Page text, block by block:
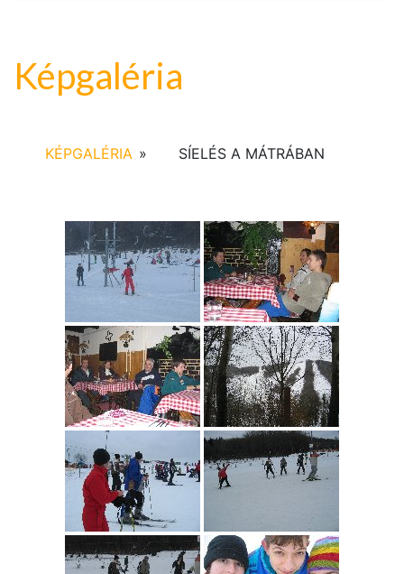
Képgaléria
KÉPGALÉRIA » SÍELÉS A MÁTRÁBAN